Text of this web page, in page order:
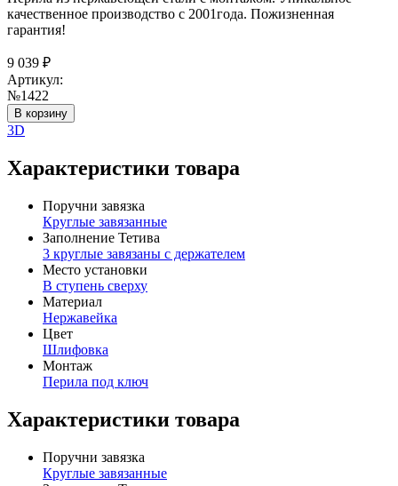
качественное производство с 2001года. Пожизненная
гарантия!
9 039 ₽
Артикул:
№1422
В корзину
3D
Характеристики товара
Поручни завязка
Круглые завязанные
Заполнение Тетива
3 круглые завязаны с держателем
Место установки
В ступень сверху
Материал
Нержавейка
Цвет
Шлифовка
Монтаж
Перила под ключ
Характеристики товара
Поручни завязка
Круглые завязанные